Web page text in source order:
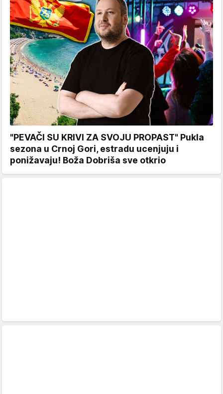
"PEVAČI SU KRIVI ZA SVOJU PROPAST" Pukla
sezona u Crnoj Gori, estradu ucenjuju i
ponižavaju! Boža Dobriša sve otkrio